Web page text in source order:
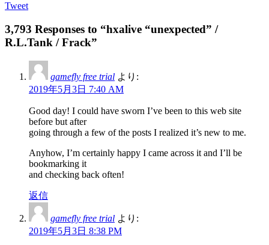
Tweet
3,793 Responses to “hxalive “unexpected” /
R.L.Tank / Frack”
gamefly free trial より:
2019年5月3日 7:40 AM
Good day! I could have sworn I’ve been to this web site
before but after
going through a few of the posts I realized it’s new to me.
Anyhow, I’m certainly happy I came across it and I’ll be
bookmarking it
and checking back often!
返信
gamefly free trial より:
2019年5月3日 8:38 PM